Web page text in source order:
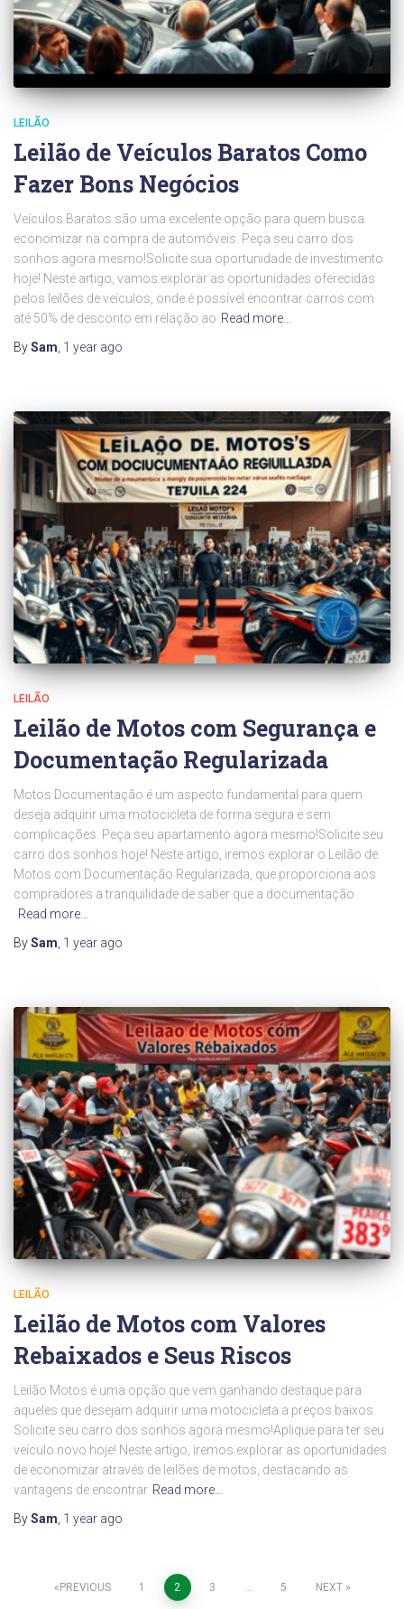
LEILÃO
Leilão de Veículos Baratos Como
Fazer Bons Negócios
Veículos Baratos são uma excelente opção para quem busca
economizar na compra de automóveis. Peça seu carro dos
sonhos agora mesmo!Solicite sua oportunidade de investimento
hoje! Neste artigo, vamos explorar as oportunidades oferecidas
pelos leilões de veículos, onde é possível encontrar carros com
até 50% de desconto em relação ao Read more…
BySam, 1 year ago
LEILÃO
Leilão de Motos com Segurança e
Documentação Regularizada
Motos Documentação é um aspecto fundamental para quem
deseja adquirir uma motocicleta de forma segura e sem
complicações. Peça seu apartamento agora mesmo!Solicite seu
carro dos sonhos hoje! Neste artigo, iremos explorar o Leilão de
Motos com Documentação Regularizada, que proporciona aos
compradores a tranquilidade de saber que a documentação
Read more…
BySam 1 year ago
LEILÃO
Leilão de Motos com Valores
Rebaixados e Seus Riscos
Leilão Motos é uma opção que vem ganhando destaque para
aqueles que desejam adquirir uma motocicleta a preços baixos.
Solicite seu carro dos sonhos agora mesmo!Aplique para ter seu
veículo novo hoje! Neste artigo, iremos explorar as oportunidades
de economizar através de leilões de motos, destacando as
vantagens de encontrar Read more…
BySam 1 year ago
PostsPREVIOUS 1 2 3 5 NEXT